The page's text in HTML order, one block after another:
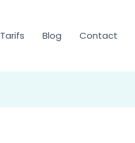
Tarifs Blog Contact